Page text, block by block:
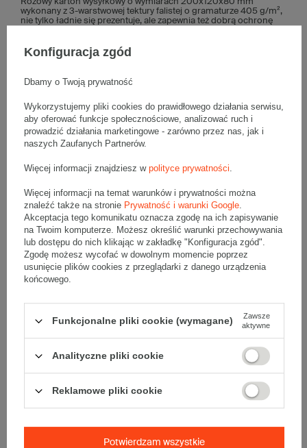
wykonany z 3-warstwowej tektury falistej o gramaturze 405 g/m²,
nie tylko ładnie się prezentuje, ale zapewnia też dobrą ochronę
Pakowanie elektroniki i gadżetów
akcentuje nowoczesność takich produktów jak słuchawki
Pakowanie biżuterii– elegancki karton w kolorze magenta
biżuterii.
Produkty DIY
– idealne dla małych firm sprzedających
ręcznie robione produkty. Kolor magenta podkreśla ich
unikalność i pasję, z którą zostały wykonane.
Kolekcjonerskie zabawki
zabawek.
Artykuły papiernicze premium
– notatniki z wytłaczaną
się w różowym kartonie.
Modowe akcesoria– kolor magenta podkreśli
wyjątkowość takich akcesoriów jak jedwabne apaszki,
spinki do mankietów czy ozdobne grzebienie do upięcia
włosów.
Próbki produktów– opakowania w kolorze różowym
idealnie nadają się do dołączania próbek produktów do
większych zamówień.
Luksusowe świece zapachowe
zapachowe, często pakowane pojedynczo, idealnie
podkreśli ich elegancję i wyjątkowy charakter.
Perfumy i kosmetyki luksusowe
– intensywny kolor
różowy doskonale podkreśla ekskluzywny charakter
perfum i luksusowych kosmetyków, przyciągając wzrok i
produktów.
kartonów klapowych 200x120x80 mm?
Konfiguracja zgód
Dbamy o Twoją prywatność
Wykorzystujemy pliki cookies do prawidłowego działania serwisu,
aby oferować funkcje społecznościowe, analizować ruch i
prowadzić działania marketingowe - zarówno przez nas, jak i
naszych Zaufanych Partnerów.
Więcej informacji znajdziesz w polityce prywatności.
Więcej informacji na temat warunków i prywatności można
znaleźć także na stronie Prywatność i warunki Google.
Akceptacja tego komunikatu oznacza zgodę na ich zapisywanie
na Twoim komputerze. Możesz określić warunki przechowywania
lub dostępu do nich klikając w zakładkę "Konfiguracja zgód".
Zgodę możesz wycofać w dowolnym momencie poprzez
usunięcie plików cookies z przeglądarki z danego urządzenia
końcowego.
Funkcjonalne pliki cookie (wymagane)
Zawsze
aktywne
Analityczne pliki cookie
Reklamowe pliki cookie
Potwierdzam wszystkie